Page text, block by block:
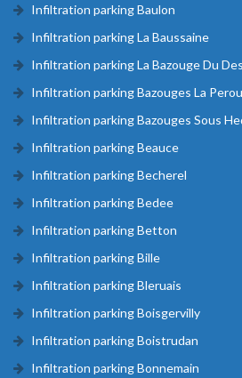
Infiltration parking Baulon
Infiltration parking La Baussaine
Infiltration parking La Bazouge Du
Infiltration parking Bazouges La
Infiltration parking Bazouges Sous
Infiltration parking Beauce
Infiltration parking Becherel
Infiltration parking Bedee
Infiltration parking Betton
Infiltration parking Bille
Infiltration parking Bleruais
Infiltration parking Boisgervilly
Infiltration parking Boistrudan
Infiltration parking Bonnemain